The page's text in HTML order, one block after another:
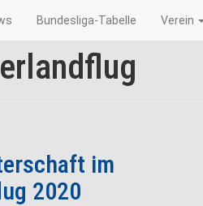
Bundesliga-Tabelle Verein
im
2020